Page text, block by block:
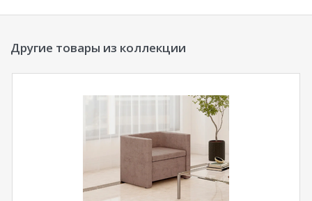
Другие товары из коллекции